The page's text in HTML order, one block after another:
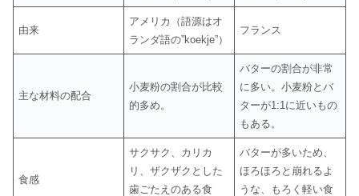
由来
アメリカ（語源はオ
ランダ語の”koekje”）
フランス
主な材料の配合
小麦粉の割合が比較
的多め。
バターの割合が非常
に多い。小麦粉とバ
ターが1:1に近いもの
もある。
食感
サクサク、カリカ
リ、ザクザクとした
歯ごたえのある食
バターが多いため、
ほろほろと崩れるよ
うな、もろく軽い食